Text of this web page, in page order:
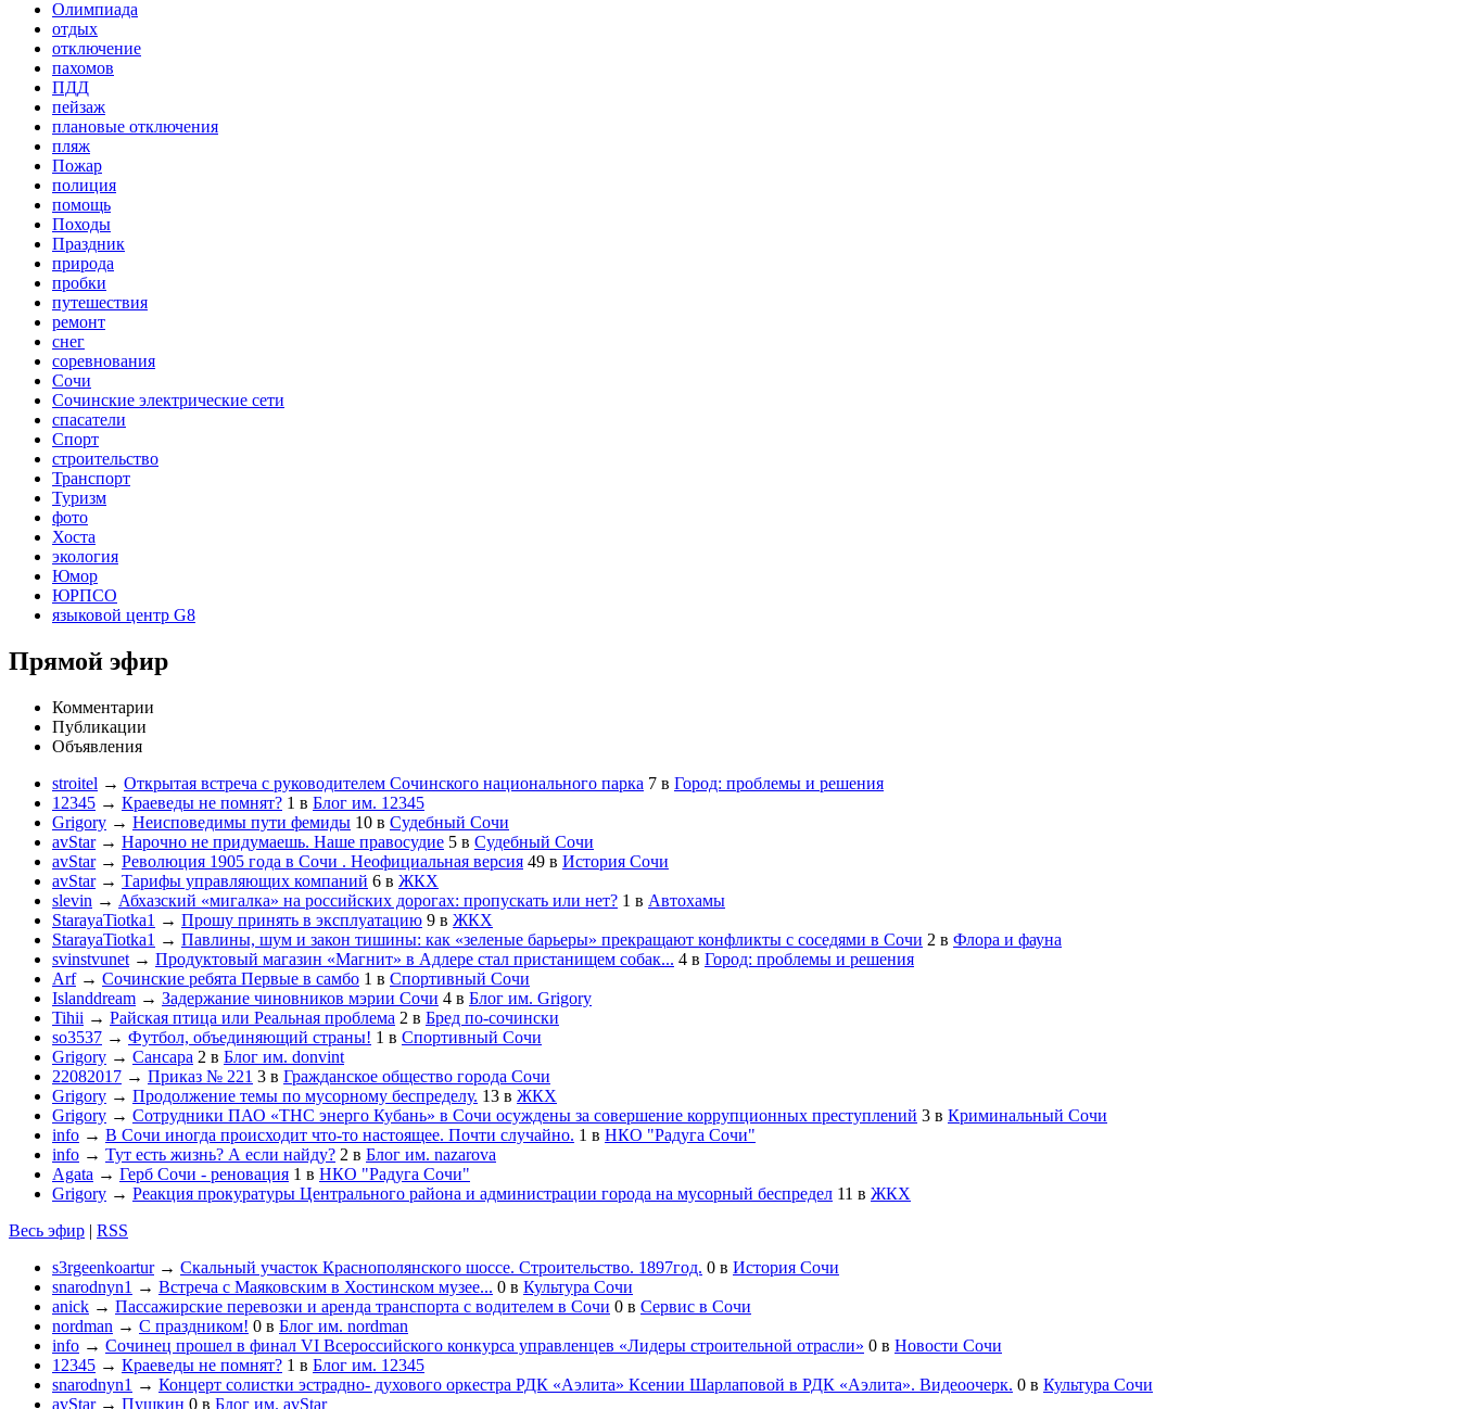
Олимпиада
отдых
отключение
пахомов
ПДД
пейзаж
плановые отключения
пляж
Пожар
полиция
помощь
Походы
Праздник
природа
пробки
путешествия
ремонт
снег
соревнования
Сочи
Сочинские электрические сети
спасатели
Спорт
строительство
Транспорт
Туризм
фото
Хоста
экология
Юмор
ЮРПСО
языковой центр G8
Прямой эфир
Комментарии
Публикации
Объявления
stroitel → Открытая встреча с руководителем Сочинского национального парка 7 в Город: проблемы и решения
12345 → Краеведы не помнят? 1 в Блог им. 12345
Grigory → Неисповедимы пути фемиды 10 в Судебный Сочи
avStar→ Нарочно не придумаешь. Наше правосудие 5 в Судебный Сочи
avStar→ Революция 1905 года в Сочи . Неофициальная версия 49 в История Сочи
avStar→ Тарифы управляющих компаний 6 в ЖКХ
slevin → Абхазский «мигалка» на российских дорогах: пропускать или нет? 1 в Автохамы
StarayaTiotka1 → Прошу принять в эксплуатацию 9 в ЖКХ
StarayaTiotka1 → Павлины, шум и закон тишины: как «зеленые барьеры» прекращают конфликты с соседями в Сочи 2 в Флора и фауна
svinstvunet → Продуктовый магазин «Магнит» в Адлере стал пристанищем собак... 4 в Город: проблемы и решения
Arf→ Сочинские ребята Первые в самбо 1 в Спортивный Сочи
Islanddream → Задержание чиновников мэрии Сочи 4 в Блог им. Grigory
Tihii → Райская птица или Реальная проблема 2 в Бред по-cочински
so3537 → Футбол, объединяющий страны! 1 в Спортивный Сочи
Grigory → Сансара 2 в Блог им. donvint
22082017 → Приказ № 221 3 в Гражданское общество города Сочи
Grigory → Продолжение темы по мусорному беспределу. 13 в ЖКХ
Grigory → Сотрудники ПАО «ТНС энерго Кубань» в Сочи осуждены за совершение коррупционных преступлений 3 в Криминальный Сочи
info → В Сочи иногда происходит что-то настоящее. Почти случайно. 1 в НКО "Радуга Сочи"
info → Тут есть жизнь? А если найду? 2 в Блог им. nazarova
Agata → Герб Сочи - реновация 1 в НКО "Радуга Сочи"
Grigory → Реакция прокуратуры Центрального района и администрации города на мусорный беспредел 11 в ЖКХ
Весь эфир | RSS
s3rgeenkoartur→ Скальный участок Краснополянского шоссе. Строительство. 1897год. 0 в История Сочи
snarodnyn1 → Встреча с Маяковским в Хостинском музее... 0 в Культура Сочи
anick → Пассажирские перевозки и аренда транспорта с водителем в Сочи 0 в Сервис в Сочи
nordman → С праздником! 0 в Блог им. nordman
info → Сочинец прошел в финал VI Всероссийского конкурса управленцев «Лидеры строительной отрасли» 0 в Новости Сочи
12345 → Краеведы не помнят? 1 в Блог им. 12345
snarodnyn1 → Концерт солистки эстрадно- духового оркестра РДК «Аэлита» Ксении Шарлаповой в РДК «Аэлита». Видеоочерк. 0 в Культура Сочи
avStar→ Пушкин 0 в Блог им. avStar